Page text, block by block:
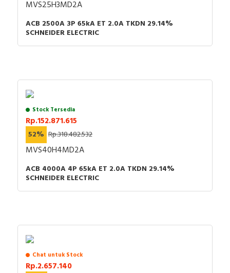
MVS25H3MD2A
ACB 2500A 3P 65kA ET 2.0A TKDN 29.14%
SCHNEIDER ELECTRIC
Stock Tersedia
Rp.152.871.615
52% Rp.318.482.532
MVS40H4MD2A
ACB 4000A 4P 65kA ET 2.0A TKDN 29.14%
SCHNEIDER ELECTRIC
Chat untuk Stock
Rp.2.657.140